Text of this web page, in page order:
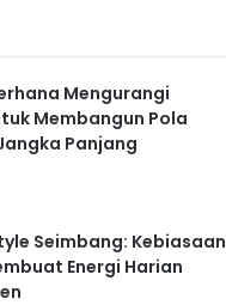
Mengurangi
Membangun Pola
Panjang
Seimbang: Kebiasaan
Energi Harian